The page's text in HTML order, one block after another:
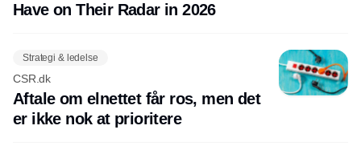
Have on Their Radar in 2026
Strategi & ledelse
CSR.dk
Aftale om elnettet får ros, men det
er ikke nok at prioritere